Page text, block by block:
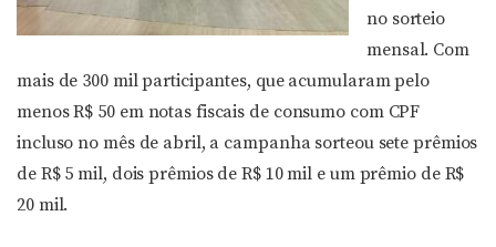
no sorteio
mensal. Com
mais de 300 mil participantes, que acumularam pelo
menos R$ 50 em notas fiscais de consumo com CPF
incluso no mês de abril, a campanha sorteou sete prêmios
de R$ 5 mil, dois prêmios de R$ 10 mil e um prêmio de R$
20 mil.